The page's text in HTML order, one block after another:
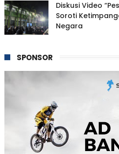
Diskusi Video
Soroti
Negara
SPONSOR